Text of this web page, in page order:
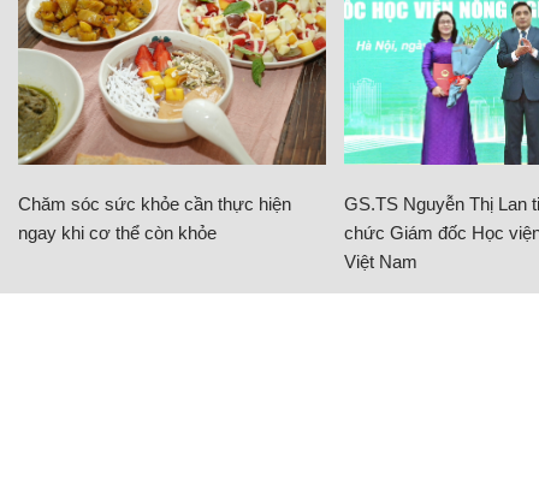
Chăm sóc sức khỏe cần thực hiện
ngay khi cơ thể còn khỏe
GS.TS Nguyễn Thị Lan
chức Giám đốc Học
Việt Nam